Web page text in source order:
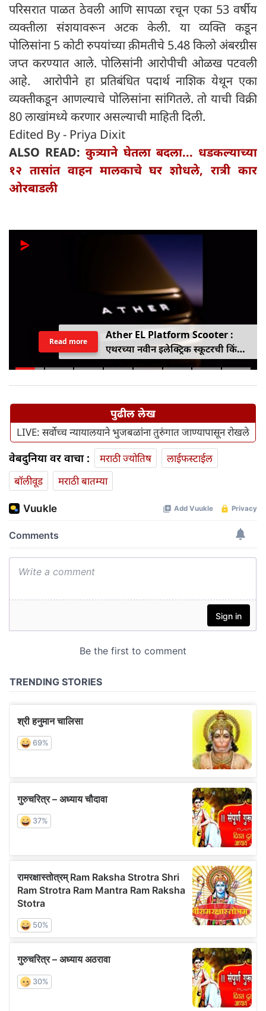
परिसरात पाळत ठेवली आणि सापळा रचून एका 53 वर्षीय
व्यक्तीला संशयावरून अटक केली. या व्यक्ति कडून
पोलिसांना 5 कोटी रुपयांच्या क़ीमतीचे 5.48 किलो अंबरग्रीस
जप्त करण्यात आले. पोलिसांनी आरोपीची ओळख पटवली
आहे. आरोपीने हा प्रतिबंधित पदार्थ नाशिक येथून एका
व्यक्तीकडून आणल्याचे पोलिसांना सांगितले. तो याची विक्री
80 लाखांमध्ये करणार असल्याची माहिती दिली.
Edited By - Priya Dixit
ALSO READ:कुत्र्याने घेतला बदला... धडकल्याच्या
१२ तासांत वाहन मालकाचे घर शोधले, रात्री कार
ओरबाडली
Ather EL Platform Scooter :
एथरच्या नवीन इलेक्ट्रिक स्कूटरची किंमत
जाहीर, जाणून घ्या कोनार्कमध्ये कोणती
Read more
पुढील लेख
LIVE: सर्वोच्च न्यायालयाने भुजबळांना तुरुंगात जाण्यापासून रोखले
वेबदुनिया वर वाचा : मराठी ज्योतिष
लाईफस्टाईल
बॉलीवूड
मराठी बातम्या